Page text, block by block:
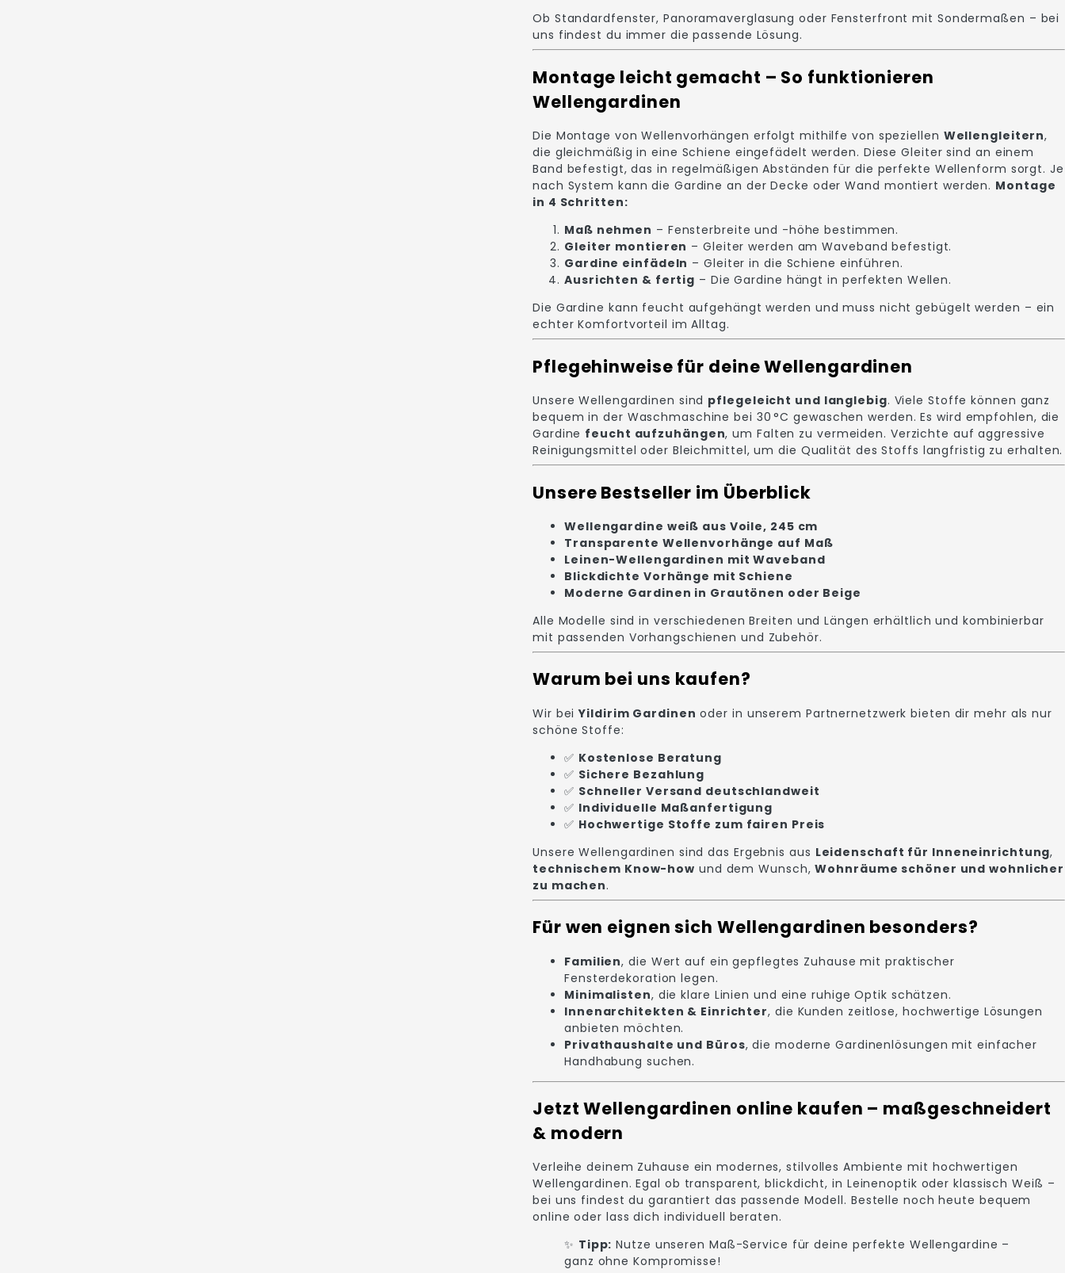
Ob Standardfenster, Panoramaverglasung oder Fensterfront mit Sondermaßen – bei
uns findest du immer die passende Lösung.
Montage leicht gemacht – So funktionieren
Wellengardinen
Die Montage von Wellenvorhängen erfolgt mithilfe von speziellen Wellengleitern,
die gleichmäßig in eine Schiene eingefädelt werden. Diese Gleiter sind an einem
Band befestigt, das in regelmäßigen Abständen für die perfekte Wellenform sorgt. Je
nach System kann die Gardine an der Decke oder Wand montiert werden. Montage
in 4 Schritten:
Maß nehmen – Fensterbreite und -höhe bestimmen.
Gleiter montieren – Gleiter werden am Waveband befestigt.
Gardine einfädeln – Gleiter in die Schiene einführen.
Ausrichten & fertig – Die Gardine hängt in perfekten Wellen.
Die Gardine kann feucht aufgehängt werden und muss nicht gebügelt werden – ein
echter Komfortvorteil im Alltag.
Pflegehinweise für deine Wellengardinen
Unsere Wellengardinen sind pflegeleicht und langlebig. Viele Stoffe können ganz
bequem in der Waschmaschine bei 30 °C gewaschen werden. Es wird empfohlen, die
Gardine feucht aufzuhängen, um Falten zu vermeiden. Verzichte auf aggressive
Reinigungsmittel oder Bleichmittel, um die Qualität des Stoffs langfristig zu erhalten.
Unsere Bestseller im Überblick
Wellengardine weiß aus Voile, 245 cm
Transparente Wellenvorhänge auf Maß
Leinen-Wellengardinen mit Waveband
Blickdichte Vorhänge mit Schiene
Moderne Gardinen in Grautönen oder Beige
Alle Modelle sind in verschiedenen Breiten und Längen erhältlich und kombinierbar
mit passenden Vorhangschienen und Zubehör.
Warum bei uns kaufen?
Wir beiYildirim Gardinen oder in unserem Partnernetzwerk bieten dir mehr als nur
schöne Stoffe:
✅ Kostenlose Beratung
✅ Sichere Bezahlung
✅ Schneller Versand deutschlandweit
✅ Individuelle Maßanfertigung
✅ Hochwertige Stoffe zum fairen Preis
Unsere Wellengardinen sind das Ergebnis aus Leidenschaft für Inneneinrichtung,
technischem Know-how und dem Wunsch,Wohnräume schöner und wohnlicher
zu machen.
Für wen eignen sich Wellengardinen besonders?
Familien, die Wert auf ein gepflegtes Zuhause mit praktischer
Fensterdekoration legen.
Minimalisten, die klare Linien und eine ruhige Optik schätzen.
Innenarchitekten & Einrichter, die Kunden zeitlose, hochwertige Lösungen
anbieten möchten.
Privathaushalte und Büros, die moderne Gardinenlösungen mit einfacher
Handhabung suchen.
Jetzt Wellengardinen online kaufen – maßgeschneidert
& modern
Verleihe deinem Zuhause ein modernes, stilvolles Ambiente mit hochwertigen
Wellengardinen. Egal ob transparent, blickdicht, in Leinenoptik oder klassisch Weiß –
bei uns findest du garantiert das passende Modell. Bestelle noch heute bequem
online oder lass dich individuell beraten.
✨ Tipp: Nutze unseren Maß-Service für deine perfekte Wellengardine –
ganz ohne Kompromisse!